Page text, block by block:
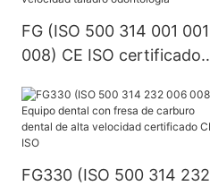
FG (ISO 500 314 001 001
008) CE ISO certificado
carburo de tungsteno
dental de alta velocidad
taladro odontología
FG330 (ISO 500 314 232